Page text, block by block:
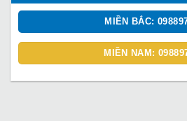
MIỀN BẮC:
MIỀN NAM: